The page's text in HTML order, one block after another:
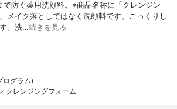
防ぐ薬用洗顔料。※商品名称に「クレンジン
メイク落としではなく洗顔料です。こっくりし
。洗…続きを見る
ログラム)
クレンジングフォーム